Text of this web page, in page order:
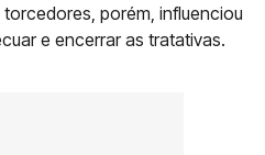
porém, influenciou
e encerrar as tratativas.